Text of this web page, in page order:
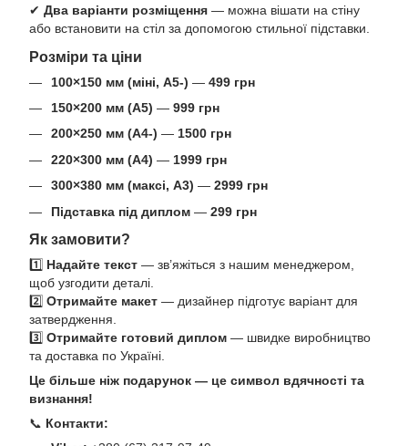
✔ Два варіанти розміщення — можна вішати на стіну
або встановити на стіл за допомогою стильної підставки.
Розміри та ціни
100×150 мм (міні, А5-) — 499 грн
150×200 мм (А5) — 999 грн
200×250 мм (А4-) — 1500 грн
220×300 мм (А4) — 1999 грн
300×380 мм (максі, А3) — 2999 грн
Підставка під диплом — 299 грн
Як замовити?
1️⃣ Надайте текст — зв’яжіться з нашим менеджером,
щоб узгодити деталі.
2️⃣ Отримайте макет — дизайнер підготує варіант для
затвердження.
3️⃣ Отримайте готовий диплом — швидке виробництво
та доставка по Україні.
Це більше ніж подарунок — це символ вдячності та
визнання!
📞 Контакти: